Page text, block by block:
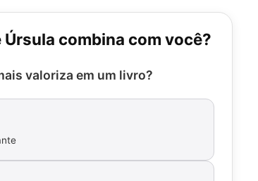
Úrsula combina com você?
valoriza em um livro?